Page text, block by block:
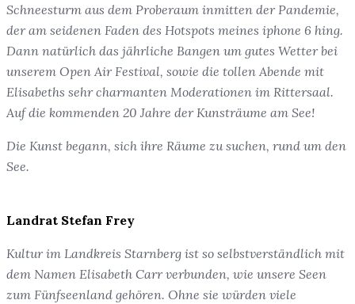
Schneesturm aus dem Proberaum inmitten der Pandemie,
der am seidenen Faden des Hotspots meines iphone 6 hing.
Dann natürlich das jährliche Bangen um gutes Wetter bei
unserem Open Air Festival, sowie die tollen Abende mit
Elisabeths sehr charmanten Moderationen im Rittersaal.
Auf die kommenden 20 Jahre der Kunsträume am See!
Die Kunst begann, sich ihre Räume zu suchen, rund um den
See.
Landrat Stefan Frey
Kultur im Landkreis Starnberg ist so selbstverständlich mit
dem Namen Elisabeth Carr verbunden, wie unsere Seen
zum Fünfseenland gehören. Ohne sie würden viele